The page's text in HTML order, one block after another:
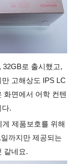
32GB로 출시했고,
고해상도 IPS LC
화면에서 어학 컨텐
다.
제품보호를 위해
까지만 제공되는
같네요.